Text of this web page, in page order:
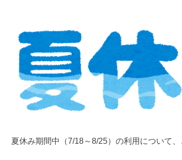
夏休み期間中（7/18～8/25）の利用について